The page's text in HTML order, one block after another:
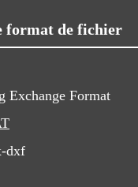
format de fichier
Exchange Format
dxf